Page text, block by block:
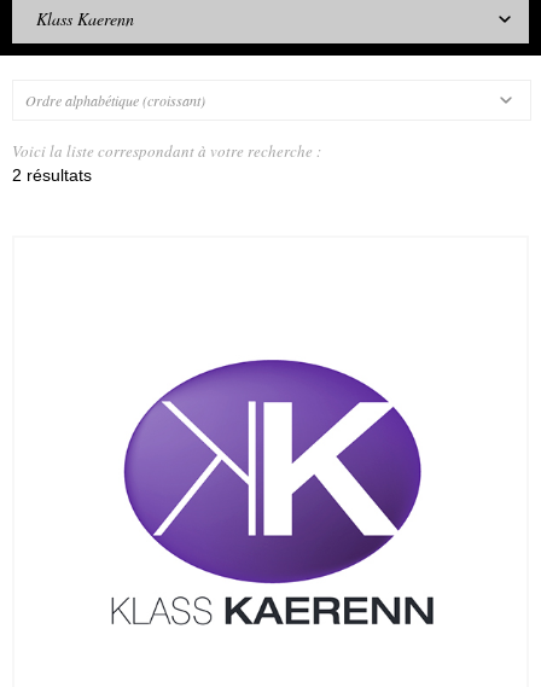
Klass Kaerenn
Ordre alphabétique (croissant)
Voici la liste correspondant à votre recherche :
2 résultats